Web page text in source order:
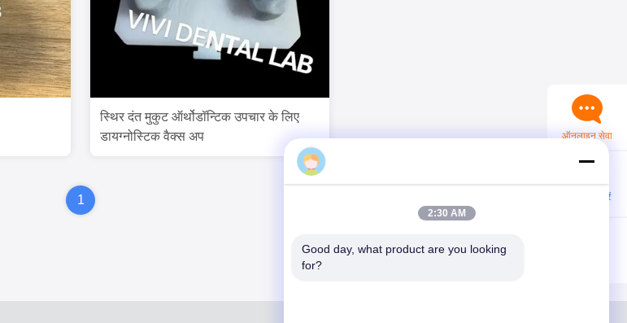
स्थिर दंत मुकुट ऑर्थोडॉन्टिक उपचार के लिए
डायग्नोस्टिक वैक्स अप
1
ऑनलाइन सेवा
अब संपर्क करें
2:30 AM
Good day, what product are you looking
for?